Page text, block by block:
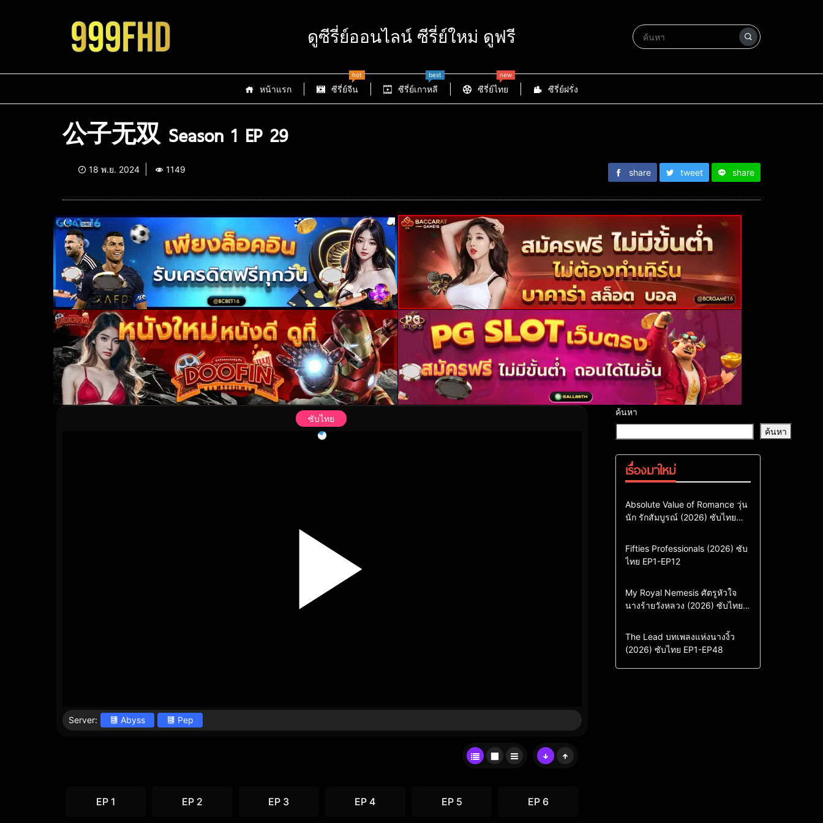
ดูซีรี่ย์ออนไลน์ ซีรี่ย์ใหม่ ดูฟรี
หน้าแรก ซีรี่ย์จีน
hot
ซีรี่ย์เกาหลี
best
ซีรี่ย์ไทย
new
ซีรี่ย์ฝรั่ง
公子无双 Season 1 EP 29
18 พ.ย. 2024 1149 share tweet share
ซับไทย
Server: Abyss Pep
EP 1 EP 2 EP 3 EP 4 EP 5 EP 6
ค้นหา
ค้นหา
เรื่องมาใหม่
Comedy Drama
ซีรี่ย์เกาหลี
ซีรี่ย์เกาหลีซับไทย
Absolute Value of Romance วุ่น
นัก รักสัมบูรณ์ (2026) ซับไทย
Action & Adventure
Comedy
Drama
ซีรี่ย์เกาหลี
Fifties Professionals (2026) ซับ
ไทย EP1-EP12
Comedy
Drama
Sci-Fi & Fantasy
ซีรี่ย์เกาหลี
My Royal Nemesis ศัตรูหัวใจ
นางร้ายวังหลวง (2026) ซับไทย
Drama
ซีรี่ย์จีน
ซีรี่ย์จีนซับไทย
The Lead บทเพลงแห่งนางงิ้ว
(2026) ซับไทย EP1-EP48